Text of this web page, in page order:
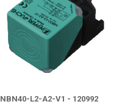
NBN40-L2-A2-V1 - 120992